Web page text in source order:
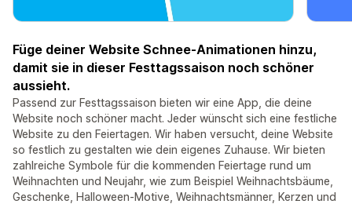
Füge deiner Website Schnee-Animationen hinzu,
damit sie in dieser Festtagssaison noch schöner
aussieht.
Passend zur Festtagssaison bieten wir eine App, die deine
Website noch schöner macht. Jeder wünscht sich eine festliche
Website zu den Feiertagen. Wir haben versucht, deine Website
so festlich zu gestalten wie dein eigenes Zuhause. Wir bieten
zahlreiche Symbole für die kommenden Feiertage rund um
Weihnachten und Neujahr, wie zum Beispiel Weihnachtsbäume,
Geschenke, Halloween-Motive, Weihnachtsmänner, Kerzen und